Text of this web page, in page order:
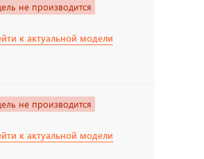
не производится
к актуальной модели
не производится
к актуальной модели